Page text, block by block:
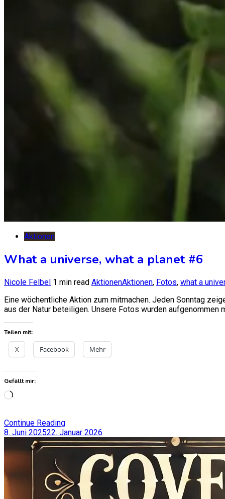
Aktionen
What a universe, what a planet #6
Nicole Felbel 1 min read AktionenAktionen, Fotos, what a
Eine wöchentliche Aktion zum mitmachen. Jeden Sonntag
aus der Natur beteiligen. Unsere Fotos wurden aufgenommen
Teilen mit:
X Facebook Mehr
Gefällt mir:
Wird
Continue Reading
8. Juni 202522. Januar 2026